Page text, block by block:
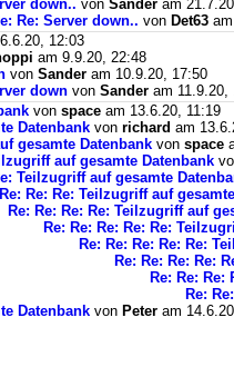
down.. von Sander am
Re: Server down.. von Det63
12:03
am 9.9.20, 22:48
von Sander am 10.9.20, 17:50
down von Sander am 11.9.20,
von space am 13.6.20, 11:19
Datenbank von richard am
gesamte Datenbank von space
auf gesamte Datenbank
Teilzugriff auf gesamte
Re: Re: Teilzugriff auf
Re: Re: Re: Re: Teilzugriff auf
Re: Re: Re: Re: Re:
Re: Re: Re: Re: Re:
Re: Re: Re: Re:
Re: Re: Re:
Re:
Datenbank von Peter am